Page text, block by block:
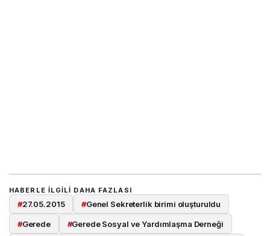
HABERLE ILGILI DAHA FAZLASI
#27.05.2015 #Genel Sekreterlik birimi oluşturuldu
#Gerede #Gerede Sosyal ve Yardımlaşma Derneği